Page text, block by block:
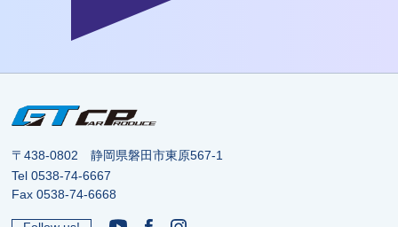
〒438-0802 静岡県磐田市東原567-1
Tel0538-74-6667
Fax 0538-74-6668